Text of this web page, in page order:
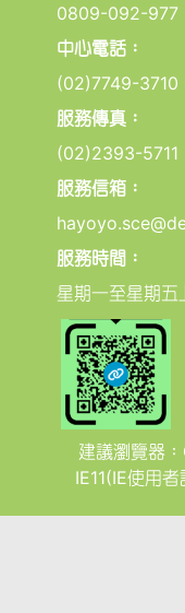
0809-092-977
中心電話：
(02)7749-
服務傳真：
(02)2393-5711
服務信箱：
服務時間：
星期一至星期
建議瀏覽器
IE11(IE使用